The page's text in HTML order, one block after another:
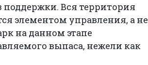
поддержки. Вся территория
элементом управления, а не
на данном этапе
выпаса, нежели как